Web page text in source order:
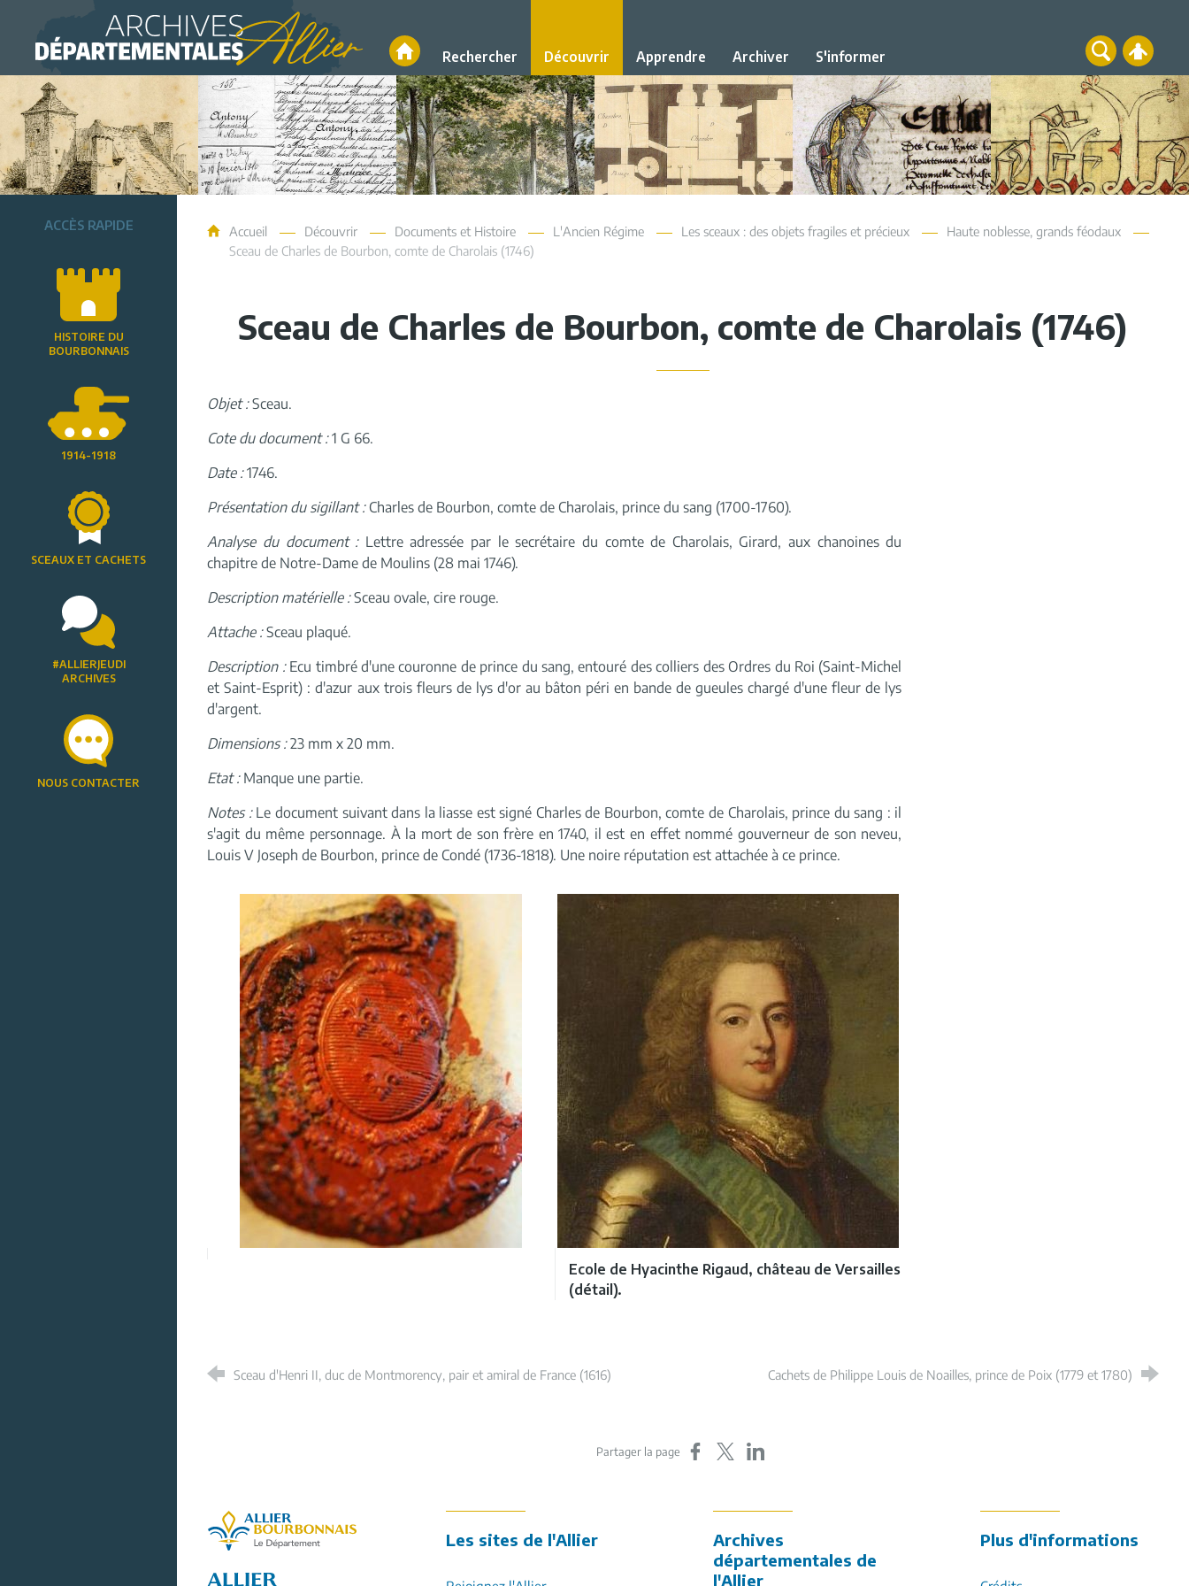
Archives de l'Allier
AccueilRechercher Découvrir Apprendre Archiver S'informer
Accueil Découvrir Documents et Histoire L'Ancien Régime Les sceaux : des objets fragiles et précieux
Haute noblesse, grands féodaux
Sceau de Charles de Bourbon, comte de Charolais (1746)
Sceau de Charles de Bourbon, comte de Charolais (1746)
Objet :Sceau.
Cote du document :1 G 66.
Date :1746.
Présentation du sigillant :Charles de Bourbon, comte de Charolais, prince du sang (1700-1760).
Analyse du document :Lettre adressée par le secrétaire du comte de Charolais, Girard, aux chanoines du
chapitre de Notre-Dame de Moulins (28 mai 1746).
Description matérielle :Sceau ovale, cire rouge.
Attache :Sceau plaqué.
Description :Ecu timbré d'une couronne de prince du sang, entouré des colliers des Ordres du Roi (Saint-Michel
et Saint-Esprit) : d'azur aux trois fleurs de lys d'or au bâton péri en bande de gueules chargé d'une fleur de lys
d'argent.
Dimensions :23 mm x 20 mm.
Etat :Manque une partie.
Notes :Le document suivant dans la liasse est signé Charles de Bourbon, comte de Charolais, prince du sang : il
s'agit du même personnage. À la mort de son frère en 1740, il est en effet nommé gouverneur de son neveu,
Louis V Joseph de Bourbon, prince de Condé (1736-1818). Une noire réputation est attachée à ce prince.
Ecole de Hyacinthe Rigaud, château de Versailles
(détail).
ACCÈS RAPIDE
HISTOIRE DU
BOURBONNAIS
1914-1918
SCEAUX ET CACHETS
#ALLIERJEUDI
ARCHIVES
NOUS CONTACTER
Sceau d'Henri II, duc de Montmorency, pair et amiral de France (1616) Cachets de Philippe Louis de Noailles, prince de Poix (1779 et 1780)
Partager la page Partager sur Facebook
Partager sur XPartager sur LinkedIn
Allier, le département
Les sites de l'Allier
Archives
départementales de
l'Allier
Plus d'informations